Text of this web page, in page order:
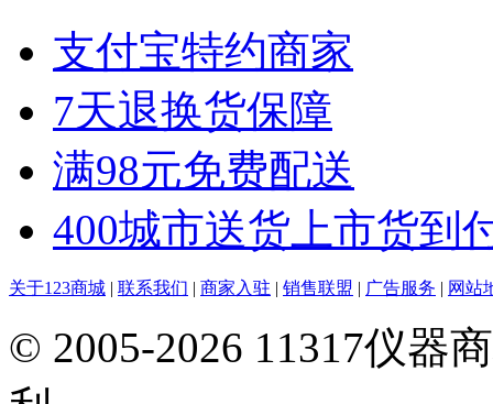
支付宝特约商家
7天退换货保障
满98元免费配送
400城市送货上市货到
关于123商城 | 联系我们 | 商家入驻 | 销售联盟 | 广告服务 | 网站
© 2005-2026 11317仪器